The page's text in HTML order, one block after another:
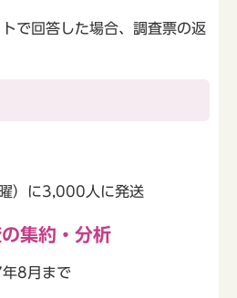
トで回答した場合、調査票の返
）に3,000人に発送
集約・分析
8月まで